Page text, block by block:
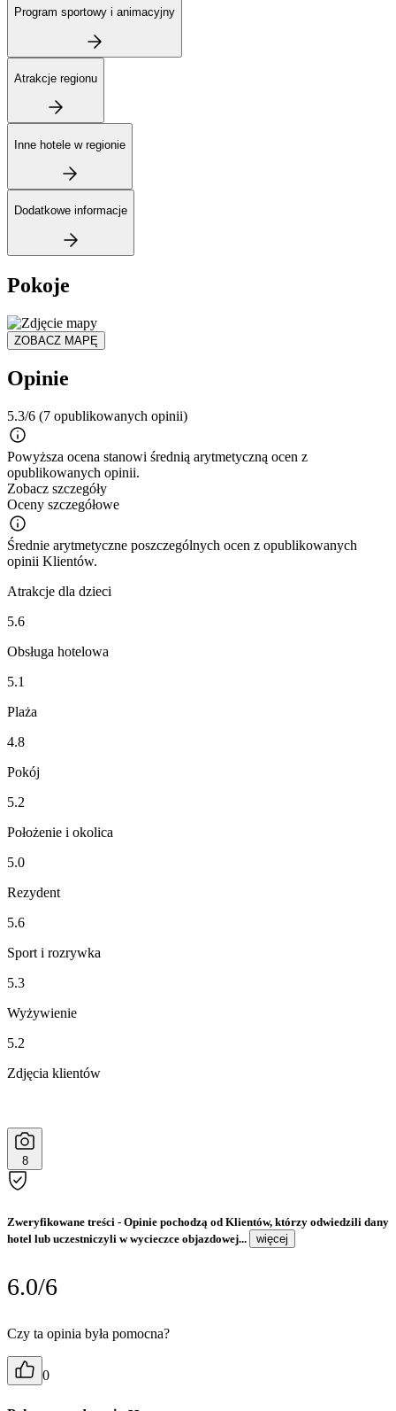
Program sportowy i animacyjny
Atrakcje regionu
Inne hotele w regionie
Dodatkowe informacje
Pokoje
ZOBACZ MAPĘ
Opinie
5.3/6 (7 opublikowanych opinii)
Powyższa ocena stanowi średnią arytmetyczną ocen z
opublikowanych opinii.
Zobacz szczegóły
Oceny szczegółowe
Średnie arytmetyczne poszczególnych ocen z opublikowanych
opinii Klientów.
Atrakcje dla dzieci
5.6
Obsługa hotelowa
5.1
Plaża
4.8
Pokój
5.2
Położenie i okolica
5.0
Rezydent
5.6
Sport i rozrywka
5.3
Wyżywienie
5.2
Zdjęcia klientów
8
Zweryfikowane treści - Opinie pochodzą od Klientów, którzy odwiedzili dany
hotel lub uczestniczyli w wycieczce objazdowej...
więcej
6.0/6
Czy ta opinia była pomocna?
0